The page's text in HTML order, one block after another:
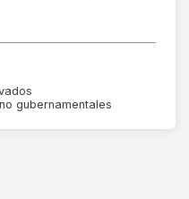
gubernamentales